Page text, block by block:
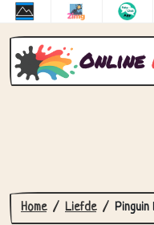
Online
Home Liefde Pinguin